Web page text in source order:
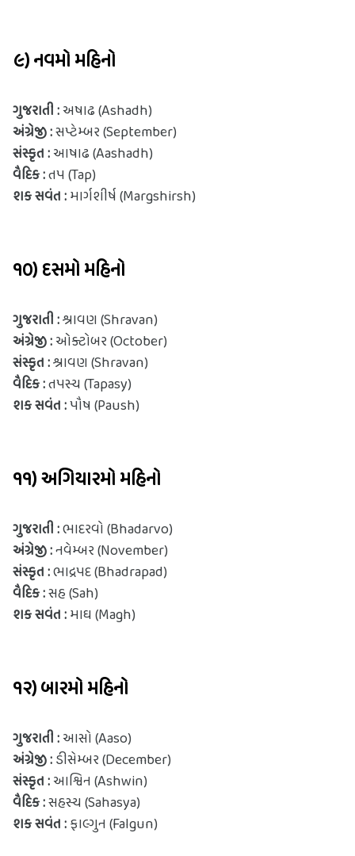
૯) નવમો મહિનો
ગુજરાતી : અષાઢ (Ashadh)
અંગ્રેજી : સપ્ટેમ્બર (September)
સંસ્કૃત : આષાઢ (Aashadh)
વૈદિક : તપ (Tap)
શક સવંત : માર્ગશીર્ષ (Margshirsh)
૧૦) દસમો મહિનો
ગુજરાતી : શ્રાવણ (Shravan)
અંગ્રેજી : ઓક્ટોબર (October)
સંસ્કૃત : શ્રાવણ (Shravan)
વૈદિક : તપસ્ય (Tapasy)
શક સવંત : પૌષ (Paush)
૧૧) અગિયારમો મહિનો
ગુજરાતી : ભાદરવો (Bhadarvo)
અંગ્રેજી : નવેમ્બર (November)
સંસ્કૃત : ભાદ્રપદ (Bhadrapad)
વૈદિક : સહ (Sah)
શક સવંત : માઘ (Magh)
૧૨) બારમો મહિનો
ગુજરાતી : આસો (Aaso)
અંગ્રેજી : ડીસેમ્બર (December)
સંસ્કૃત : આશ્વિન (Ashwin)
વૈદિક : સહસ્ય (Sahasya)
શક સવંત : ફાલ્ગુન (Falgun)